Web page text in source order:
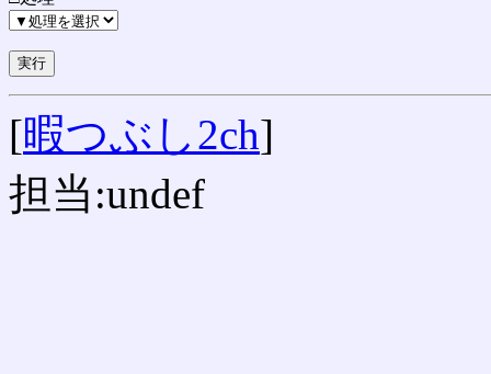
[暇つぶし2ch]
担当:undef